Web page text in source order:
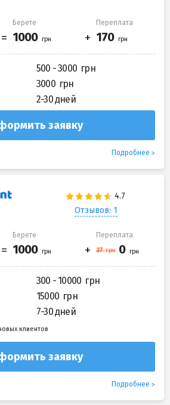
Берете Переплата
500 - 3000
3000
2-30 дней
заявку
Подробнее
Отзывов: 1
Берете Переплата
300 - 10000
15000
7-30 дней
клиентов
заявку
Подробнее